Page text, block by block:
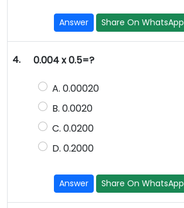
Answer Share On WhatsApp
4. 0.004 x 0.5=?
A. 0.00020
B. 0.0020
C. 0.0200
D. 0.2000
Answer Share On WhatsApp